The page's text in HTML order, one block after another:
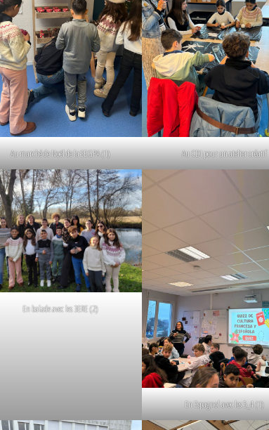
Au marché de Noël de la SEGPA (1) Au CDI pour un atelier créatif
En balade avec les 3ERE (2)
En Espagnol avec les 5_4 (1)